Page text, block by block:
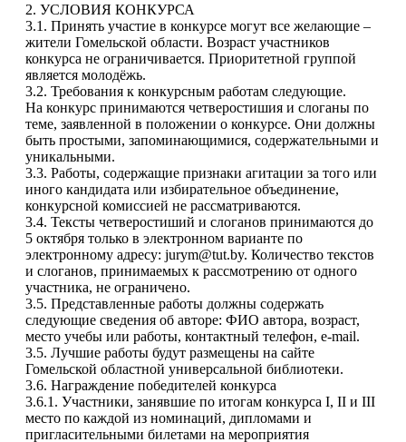
2. УСЛОВИЯ КОНКУРСА
3.1. Принять участие в конкурсе могут все желающие –
жители Гомельской области. Возраст участников
конкурса не ограничивается. Приоритетной группой
является молодёжь.
3.2. Требования к конкурсным работам следующие.
На конкурс принимаются четверостишия и слоганы по
теме, заявленной в положении о конкурсе. Они должны
быть простыми, запоминающимися, содержательными и
уникальными.
3.3. Работы, содержащие признаки агитации за того или
иного кандидата или избирательное объединение,
конкурсной комиссией не рассматриваются.
3.4. Тексты четверостиший и слоганов принимаются до
5 октября только в электронном варианте по
электронному адресу: jurym@tut.by. Количество текстов
и слоганов, принимаемых к рассмотрению от одного
участника, не ограничено.
3.5. Представленные работы должны содержать
следующие сведения об авторе: ФИО автора, возраст,
место учебы или работы, контактный телефон, e-mail.
3.5. Лучшие работы будут размещены на сайте
Гомельской областной универсальной библиотеки.
3.6. Награждение победителей конкурса
3.6.1. Участники, занявшие по итогам конкурса I, II и III
место по каждой из номинаций, дипломами и
пригласительными билетами на мероприятия